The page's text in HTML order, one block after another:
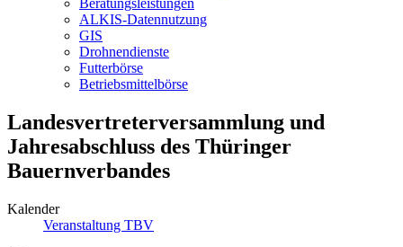
Beratungsleistungen
ALKIS-Datennutzung
GIS
Drohnendienste
Futterbörse
Betriebsmittelbörse
Landesvertreterversammlung und
Jahresabschluss des Thüringer
Bauernverbandes
Kalender
Veranstaltung TBV